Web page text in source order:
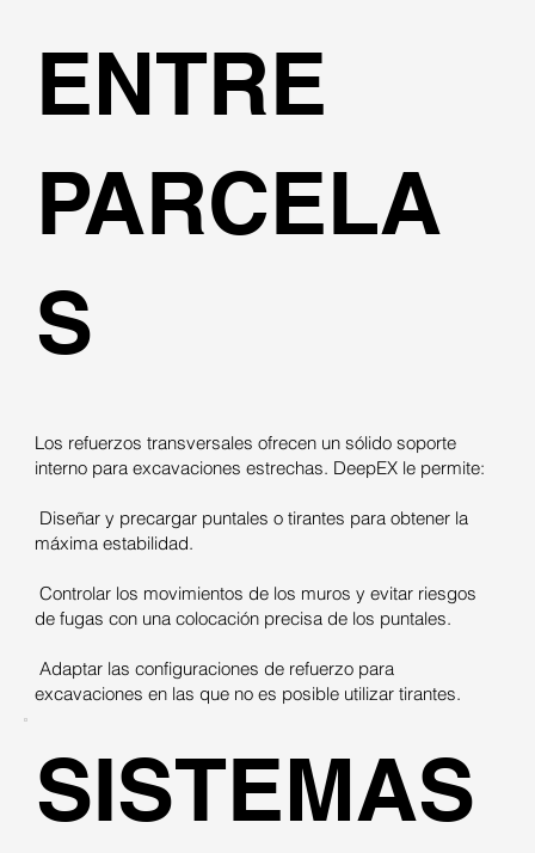
Los refuerzos transversales ofrecen un sólido soporte
interno para excavaciones estrechas. DeepEX le permite:
Diseñar y precargar puntales o tirantes para obtener la
máxima estabilidad.
Controlar los movimientos de los muros y evitar riesgos
de fugas con una colocación precisa de los puntales.
Adaptar las configuraciones de refuerzo para
excavaciones en las que no es posible utilizar tirantes.
ENTRE
PARCELA
S
SISTEMAS